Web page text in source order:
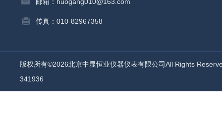
传真：010-82967358
版权所有©2026北京中显恒业仪器仪表有限公司All Rights
341936